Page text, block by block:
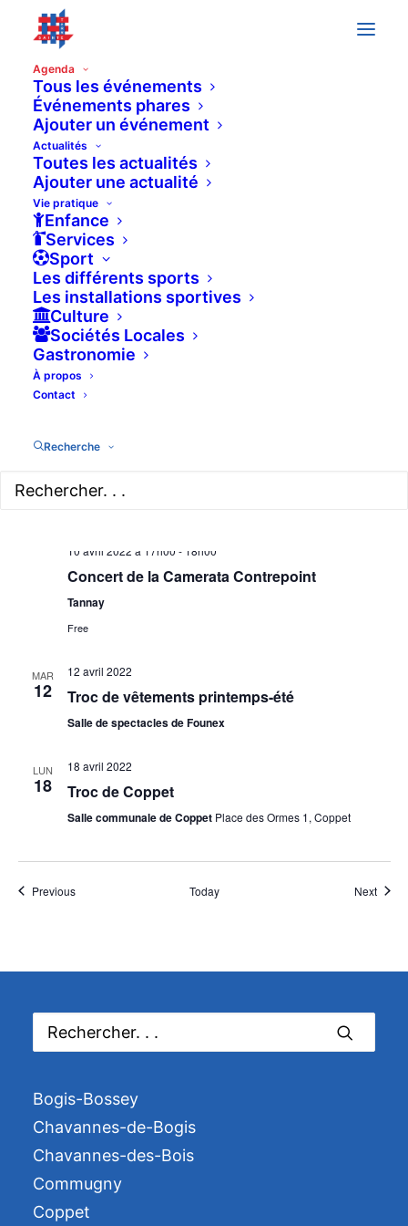
Agenda
Tous les événements
Événements phares
Ajouter un événement
Actualités
Toutes les actualités
Ajouter une actualité
Vie pratique
Enfance
Services
Sport
Les différents sports
Les installations sportives
Culture
Sociétés Locales
Gastronomie
À propos
Contact
Recherche
avril 2022
VEN
8
8 avril 2022
Concert annuel du Choeur du Léman
Salle communale de Coppet
SAM
9
9 avril 2022
Concert annuel du Choeur du Léman
Salle communale de Coppet Place des Ormes 1, Coppet
DIM
10
10 avril 2022 à 17h00 - 18h00
Concert de la Camerata Contrepoint
Tannay
Free
MAR
12
12 avril 2022
Troc de vêtements printemps-été
Salle de spectacles de Founex
LUN
18
18 avril 2022
Troc de Coppet
Salle communale de Coppet Place des Ormes 1, Coppet
PreviousÉvénements Today Next
Bogis-Bossey
Chavannes-de-Bogis
Chavannes-des-Bois
Commugny
Coppet